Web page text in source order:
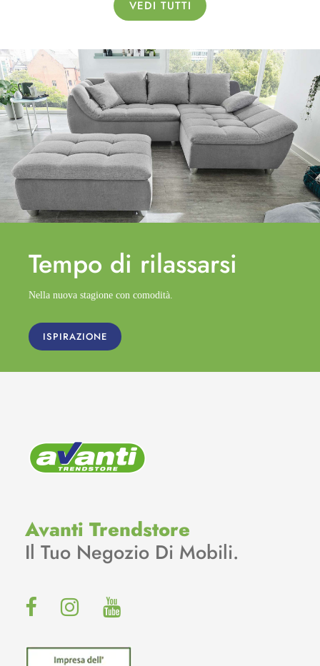
VEDI TUTTI
Tempo di rilassarsi
Nella nuova stagione con comodità.
ISPIRAZIONE
Avanti Trendstore
Il Tuo Negozio Di Mobili.